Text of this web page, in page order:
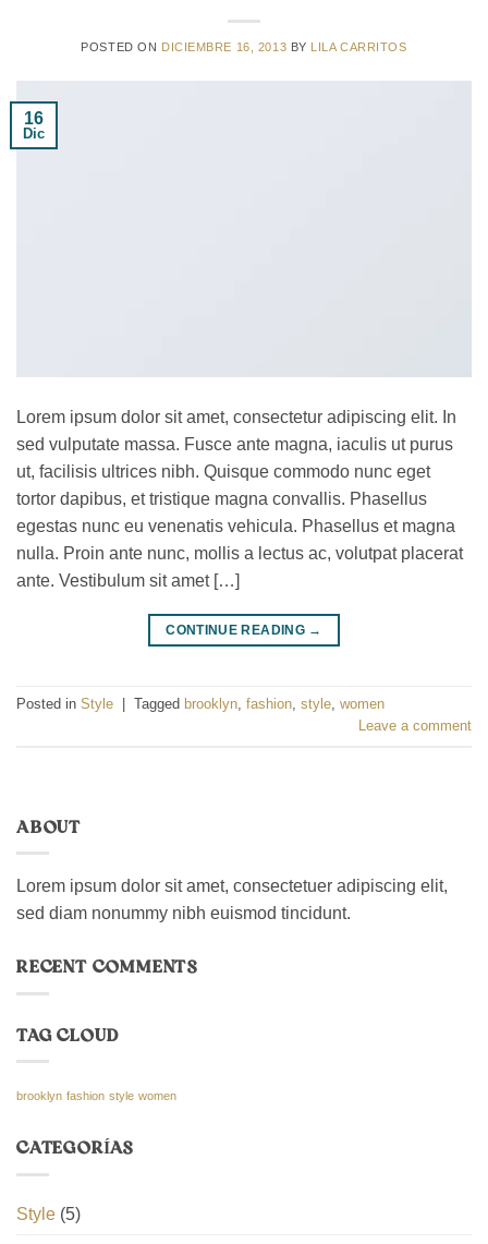
POSTED ON DICIEMBRE 16, 2013 BY LILA CARRITOS
16
Dic
Lorem ipsum dolor sit amet, consectetur adipiscing elit. In
sed vulputate massa. Fusce ante magna, iaculis ut purus
ut, facilisis ultrices nibh. Quisque commodo nunc eget
tortor dapibus, et tristique magna convallis. Phasellus
egestas nunc eu venenatis vehicula. Phasellus et magna
nulla. Proin ante nunc, mollis a lectus ac, volutpat placerat
ante. Vestibulum sit amet […]
CONTINUE READING →
Posted in Style Tagged brooklyn, fashion, style, women
Leave a comment
ABOUT
Lorem ipsum dolor sit amet, consectetuer adipiscing elit,
sed diam nonummy nibh euismod tincidunt.
RECENT COMMENTS
TAG CLOUD
brooklyn fashion style women
CATEGORÍAS
Style (5)